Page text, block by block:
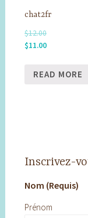
chat2fr
$12.00
Original
was:
$11.00Current
is:
READ MORE
Inscrivez-
Nom (Requis)
Prénom